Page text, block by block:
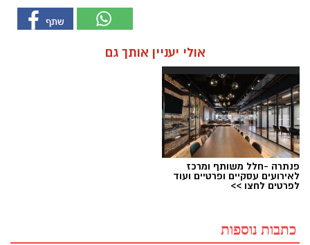
אולי יעניין אותך גם
פנתרה -חלל משותף ומרכז
לאירועים עסקיים ופרטיים ועוד
לפרטים לחצו >>
כתבות נוספות